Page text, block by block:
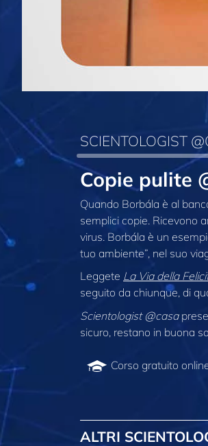
SCIENTOLOGIST
Copie pulite
Quando Borbála è al
semplici copie. Ricevono
virus. Borbála è un
tuo ambiente”, nel suo
Leggete La Via della
seguito da chiunque, di
Scientologist @casa
sicuro, restano in buona
Corso gratuito
ALTRI